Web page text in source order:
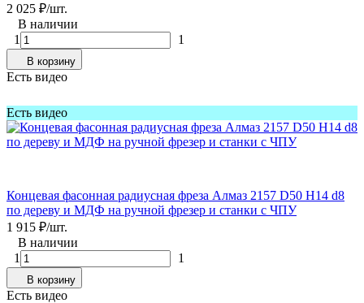
2 025 ₽/шт.
В наличии
1
1
В корзину
Есть видео
Есть видео
Концевая фасонная радиусная фреза Алмаз 2157 D50 H14 d8
по дереву и МДФ на ручной фрезер и станки с ЧПУ
1 915 ₽/шт.
В наличии
1
1
В корзину
Есть видео